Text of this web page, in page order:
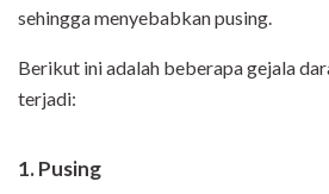
sehingga menyebabkan pusing.
Berikut ini adalah beberapa gejala
terjadi:
1. Pusing